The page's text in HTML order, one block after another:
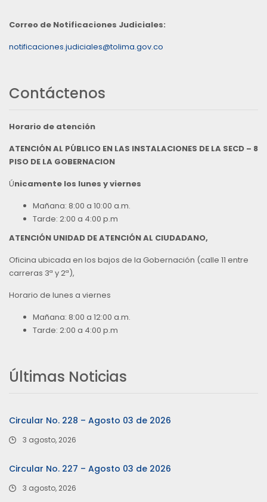
Correo de Notificaciones Judiciales:
notificaciones.judiciales@tolima.gov.co
Contáctenos
Horario de atención
ATENCIÓN AL PÚBLICO EN LAS INSTALACIONES DE LA SECD – 8
PISO DE LA GOBERNACION
Únicamente los lunes y viernes
Mañana: 8:00 a 10:00 a.m.
Tarde: 2:00 a 4:00 p.m
ATENCIÓN UNIDAD DE ATENCIÓN AL CIUDADANO,
Oficina ubicada en los bajos de la Gobernación (calle 11 entre
carreras 3ª y 2ª),
Horario de lunes a viernes
Mañana: 8:00 a 12:00 a.m.
Tarde: 2:00 a 4:00 p.m
Últimas Noticias
Circular No. 228 – Agosto 03 de 2026
3 agosto, 2026
Circular No. 227 – Agosto 03 de 2026
3 agosto, 2026